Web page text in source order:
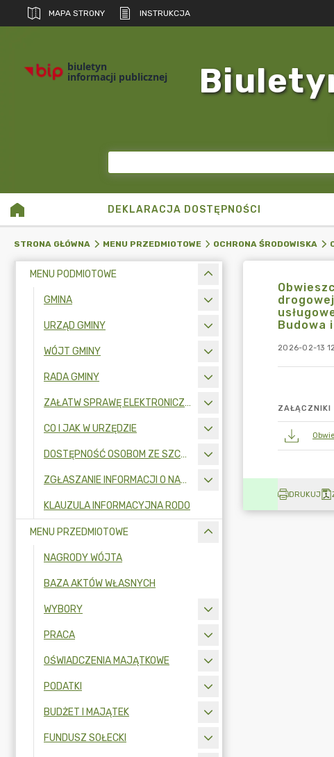
MAPA STRONY INSTRUKCJA
biuletyn
informacji publicznej
DEKLARACJA DOSTĘPNOŚCI
STRONA GŁÓWNA MENU PRZEDMIOTOWE OCHRONA ŚRODOWISKA
MENU PODMIOTOWE
GMINA
URZĄD GMINY
WÓJT GMINY
RADA GMINY
ZAŁATW SPRAWĘ ELEKTRONICZNIE
CO I JAK W URZĘDZIE
DOSTĘPNOŚĆ OSOBOM ZE SZCZEGÓLNYMI POTRZEBAMI
ZGŁASZANIE INFORMACJI O NARUSZENIU PRAWA I OCHRONA SYGNALISTÓW
KLAUZULA INFORMACYJNA RODO
MENU PRZEDMIOTOWE
NAGRODY WÓJTA
BAZA AKTÓW WŁASNYCH
WYBORY
PRACA
OŚWIADCZENIA MAJĄTKOWE
PODATKI
BUDŻET I MAJĄTEK
FUNDUSZ SOŁECKI
Budowa
2026-02-13
ZAŁĄCZNIKI
DRUKUJ